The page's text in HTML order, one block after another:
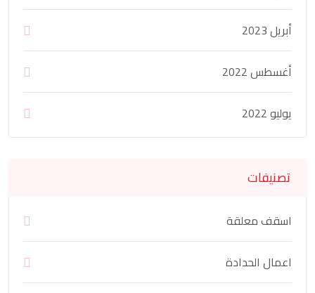
أبريل 2023
أغسطس 2022
يوليو 2022
تصنيفات
اسقف معلقة
اعمال الحدادة